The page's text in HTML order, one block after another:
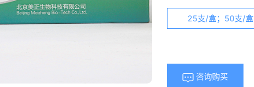
25支/盒；50支/盒
咨询购买